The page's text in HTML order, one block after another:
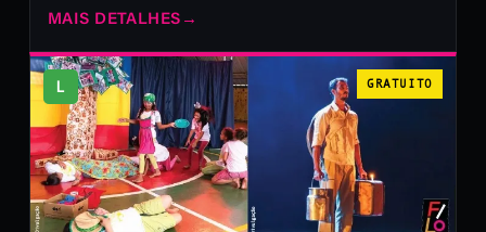
MAIS DETALHES →
L GRATUITO